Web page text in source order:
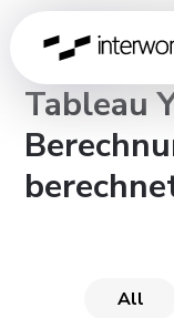
CHANNEL
Tableau
All